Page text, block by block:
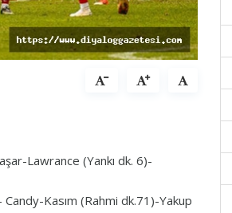
Lawrance (Yankı dk. 6)-
Kasım (Rahmi dk.71)-Yakup